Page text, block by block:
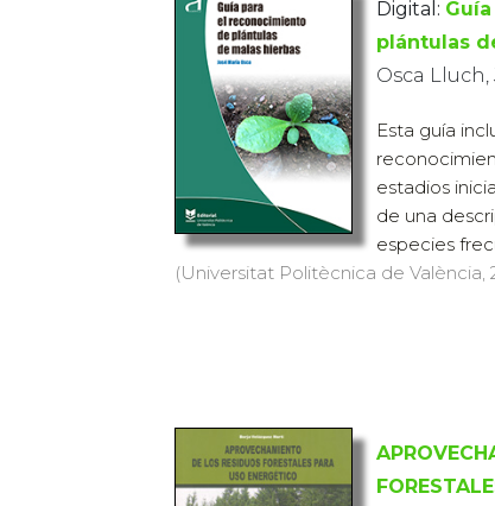
Digital:
plántulas
Osca Lluch,
Esta guía
estadios
de una
especies
(Universitat Politècnica de València,